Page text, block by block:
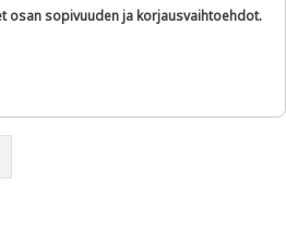
osan sopivuuden ja korjausvaihtoehdot.